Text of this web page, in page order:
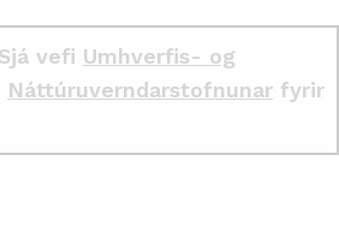
vefi Umhverfis- og
Náttúruverndarstofnunar fyrir